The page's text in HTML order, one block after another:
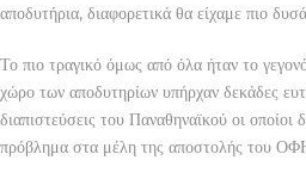
αποδυτήρια, διαφορετικά θα είχαμε πιο
Το πιο τραγικό όμως από όλα ήταν το
χώρο των αποδυτηρίων υπήρχαν δεκάδες
διαπιστεύσεις του Παναθηναϊκού οι οποίοι
πρόβλημα στα μέλη της αποστολής του